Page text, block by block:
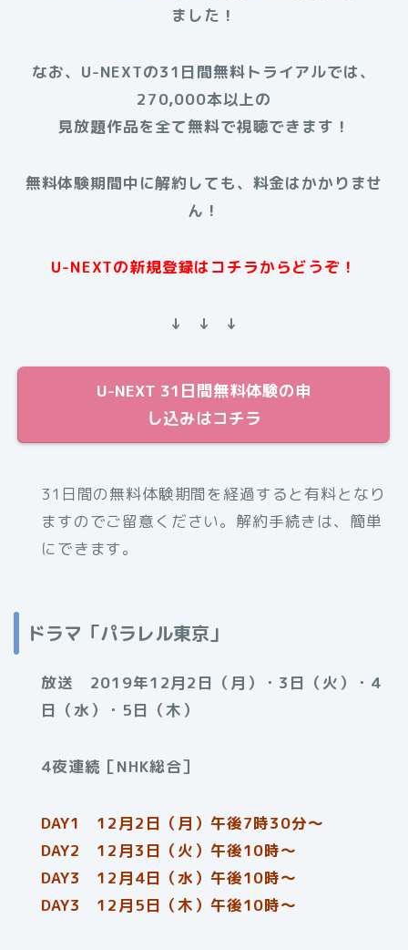
ました！
なお、U-NEXTの31日間無料トライアルでは、
270,000本以上の
見放題作品を全て無料で視聴できます！
無料体験期間中に解約しても、料金はかかりませ
ん！
U-NEXTの新規登録はコチラからどうぞ！
↓ ↓ ↓
U-NEXT 31日間無料体験の申
し込みはコチラ
31日間の無料体験期間を経過すると有料となり
ますのでご留意ください。解約手続きは、簡単
にできます。
ドラマ「パラレル東京」
放送 2019年12月2日（月）・3日（火）・4
日（水）・5日（木）
4夜連続［NHK総合］
DAY1 12月2日（月）午後7時30分〜
DAY2 12月3日（火）午後10時〜
DAY3 12月4日（水）午後10時〜
DAY3 12月5日（木）午後10時〜